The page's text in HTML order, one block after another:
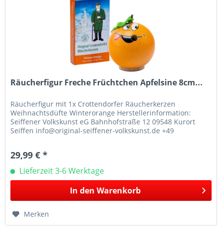
Räucherfigur Freche Früchtchen Apfelsine 8cm...
Räucherfigur mit 1x Crottendorfer Räucherkerzen
Weihnachtsdüfte Winterorange Herstellerinformation:
Seiffener Volkskunst eG Bahnhofstraße 12 09548 Kurort
Seiffen info@original-seiffener-volkskunst.de +49
29,99 € *
Lieferzeit 3-6 Werktage
In den Warenkorb
Merken